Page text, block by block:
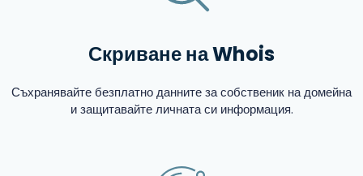
Скриване на Whois
Съхранявайте безплатно данните за собственик на домейна
и защитавайте личната си информация.